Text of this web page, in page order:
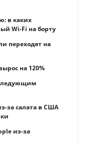
в каких
Wi-Fi на борту
переходят на
на 120%
за салата в США
из-за